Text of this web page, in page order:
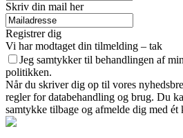
Skriv din mail her
Registrer dig
Vi har modtaget din tilmelding – tak
Jeg samtykker til behandlingen af
politikken.
Når du skriver dig op til vores
regler for databehandling og brug. Du
samtykke tilbage og afmelde dig med ét